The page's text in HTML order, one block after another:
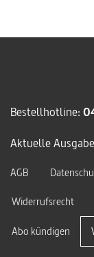
Bestellhotline:
Aktuelle Ausgabe
AGB
Widerrufsrecht
Abo kündigen